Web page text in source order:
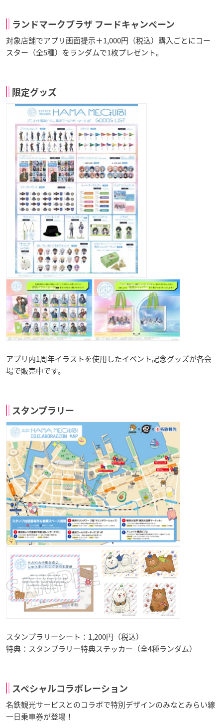
ランドマークプラザ フードキャンペーン
対象店舗でアプリ画面提示＋1,000円（税込）購入ごとにコー
スター（全5種）をランダムで1枚プレゼント。
限定グッズ
アプリ内1周年イラストを使用したイベント記念グッズが各会
場で販売中です。
スタンプラリー
スタンプラリーシート：1,200円（税込）
特典：スタンプラリー特典ステッカー（全4種ランダム）
スペシャルコラボレーション
名鉄観光サービスとのコラボで特別デザインのみなとみらい線
一日乗車券が登場！